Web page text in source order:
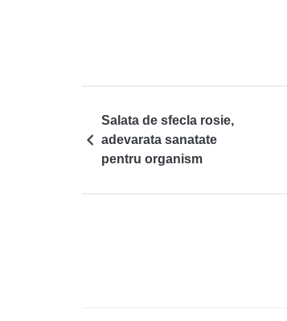
Salata de sfecla rosie,
adevarata sanatate
pentru organism